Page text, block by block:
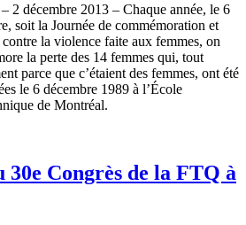
2 décembre 2013 – Chaque année, le 6
, soit la Journée de commémoration et
contre la violence faite aux femmes, on
la perte des 14 femmes qui, tout
parce que c’étaient des femmes, ont été
le 6 décembre 1989 à l’École
de Montréal.
30e Congrès de la FTQ à